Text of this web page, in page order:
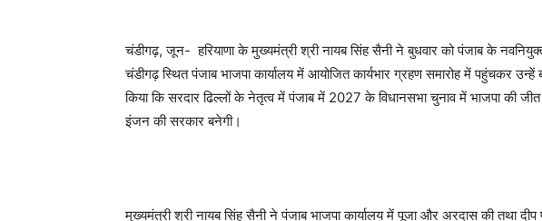
चंडीगढ़, जून- हरियाणा के मुख्यमंत्री श्री नायब सिंह सैनी ने बुधवार को पंजाब के
चंडीगढ़ स्थित पंजाब भाजपा कार्यालय में आयोजित कार्यभार ग्रहण समारोह में पहुंचकर उन्हें
किया कि सरदार ढिल्लों के नेतृत्व में पंजाब में 2027 के विधानसभा चुनाव में भाजपा की
इंजन की सरकार बनेगी।
मुख्यमंत्री श्री नायब सिंह सैनी ने पंजाब भाजपा कार्यालय में पूजा और अरदास की तथा दीप